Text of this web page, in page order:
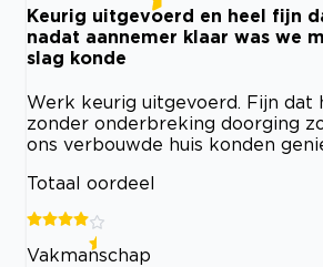
Keurig uitgevoerd en heel fijn
nadat aannemer klaar was we
slag konde
Werk keurig uitgevoerd. Fijn dat
zonder onderbreking doorging
ons verbouwde huis konden
Totaal oordeel
Vakmanschap